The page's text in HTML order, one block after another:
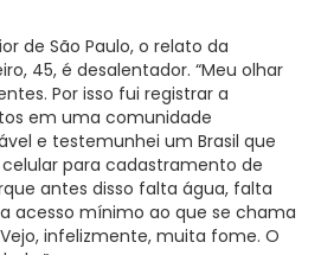
de São Paulo, o relato da
45, é desalentador. “Meu olhar
Por isso fui registrar a
em uma comunidade
e testemunhei um Brasil que
para cadastramento de
antes disso falta água, falta
acesso mínimo ao que se chama
infelizmente, muita fome. O